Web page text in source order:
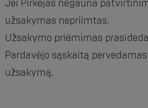
Jei Pirkėjas negauna
užsakymas nepriimtas.
Užsakymo priėmimas
Pardavėjo sąskaitą
užsakymą.